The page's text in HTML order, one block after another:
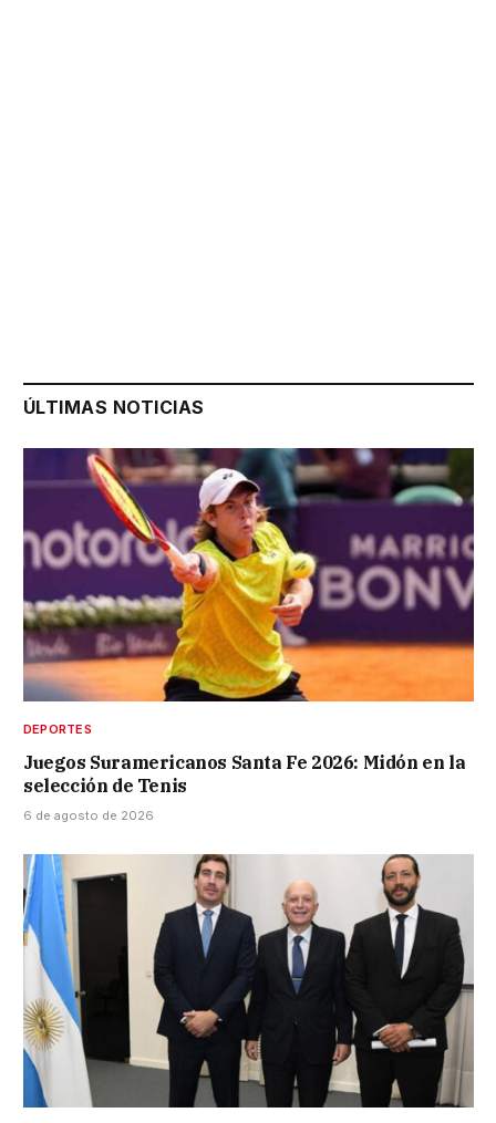
ÚLTIMAS NOTICIAS
DEPORTES
Juegos Suramericanos Santa Fe 2026: Midón en la
selección de Tenis
6 de agosto de 2026